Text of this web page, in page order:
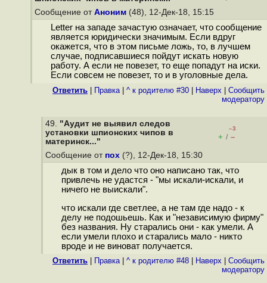
Сообщение от Аноним (48), 12-Дек-18, 15:15
Letter на западе зачастую означает, что сообщение
является юридически значимым. Если вдруг
окажется, что в этом письме ложь, то, в лучшем
случае, подписавшиеся пойдут искать новую
работу. А если не повезет, то еще попадут на иски.
Если совсем не повезет, то и в уголовные дела.
Ответить Правка| ^ к родителю #30 Наверх
Cообщить
модератору
49. "Аудит не выявил следов
установки шпионских чипов в
материнск..."
–3
+ / –
Сообщение от пох (?), 12-Дек-18, 15:30
дык в том и дело что оно написано так, что
привлечь не удастся - "мы искали-искали, и
ничего не выискали".
что искали где светлее, а не там где надо - к
делу не подошьешь. Как и "независимую фирму"
без названия. Ну старались они - как умели. А
если умели плохо и старались мало - никто
вроде и не виноват получается.
Ответить Правка| ^ к родителю #48 Наверх
Cообщить
модератору